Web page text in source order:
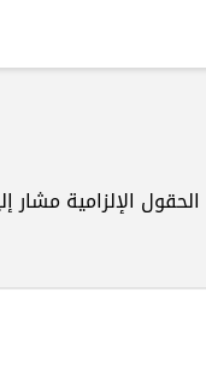
الحقول الإلزامية مشار